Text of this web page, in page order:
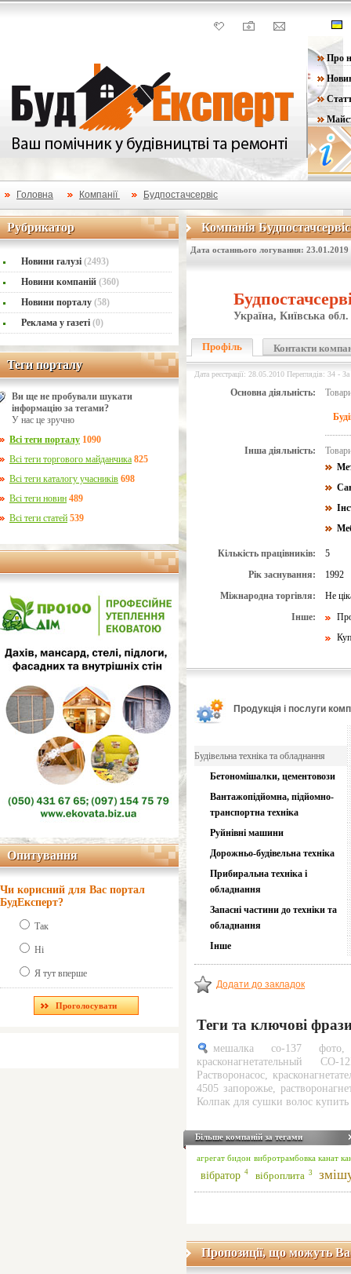
Про
Головна Компанії Будпостачсервіс
Рубрикатор
Рубрикатор
Новини галузі (2493)
Новини компаній (360)
Новини порталу (58)
Реклама у газеті (0)
Теги порталу
Теги порталу
Ви ще не пробували шукати
інформацію за тегами?
У нас це зручно
Всі теги порталу 1090
Всі теги торгового майданчика 825
Всі теги каталогу учасників 698
Всі теги новин 489
Всі теги статей 539
Опитування
Опитування
Чи корисний для Вас портал
БудЕксперт?
Так
Ні
Я тут вперше
Компанія Будпостачсервіс
Компанія Будпостачсервіс
Дата останнього логування: 23.01.2019
Україна, Київська обл.
Профіль Контакти
Дата реєстрації: 28.05.2010 Переглядів: 34 -
Основна діяльність:
Інша діяльність:
Кількість працівників:
5
Рік заснування:
1992
Міжнародна торгівля:
Не
Інше:
Продукція і послуги
Будівельна техніка та обладнання
Бетономішалки, цементовози
Вантажопідйомна, підйомно-
транспортна техніка
Руйнівні машини
Дорожньо-будівельна техніка
Прибиральна техніка і
обладнання
Запасні частини до техніки та
обладнання
Інше
Додати до закладок
Теги та ключові
мешалка со-137 фото,
красконагнетательный СО-
Растворонасос
4505 запорожье
Колпак для сушки волос купить
Більше компаній за тегами
агрегат бидон вибротрамбовка канат
вібратор 4 віброплита 3
Пропозиції, що можуть